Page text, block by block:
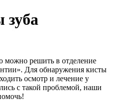
зуба
можно решить в отделение
Для обнаружения кисты
осмотр и лечение у
с такой проблемой, наши